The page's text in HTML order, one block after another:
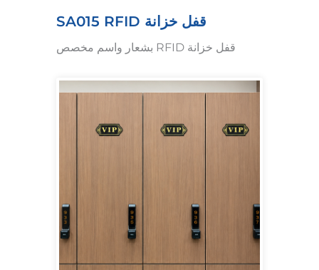
قفل خزانة SA015 RFID
قفل خزانة RFID بشعار واسم مخصص